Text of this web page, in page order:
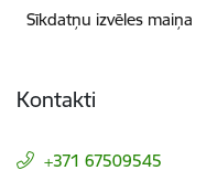
Sīkdatņu izvēles maiņa
Kontakti
+371 67509545